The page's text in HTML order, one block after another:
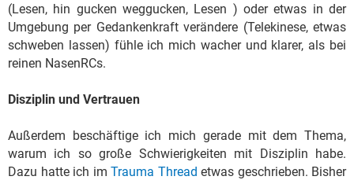
(Lesen, hin gucken weggucken, Lesen ) oder etwas in der
Umgebung per Gedankenkraft verändere (Telekinese, etwas
schweben lassen) fühle ich mich wacher und klarer, als bei
reinen NasenRCs.
Disziplin und Vertrauen
Außerdem beschäftige ich mich gerade mit dem Thema,
warum ich so große Schwierigkeiten mit Disziplin habe.
Dazu hatte ich im Trauma Thread etwas geschrieben. Bisher